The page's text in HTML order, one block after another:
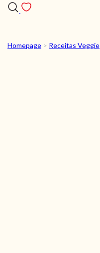
Homepage > Receitas Veggie